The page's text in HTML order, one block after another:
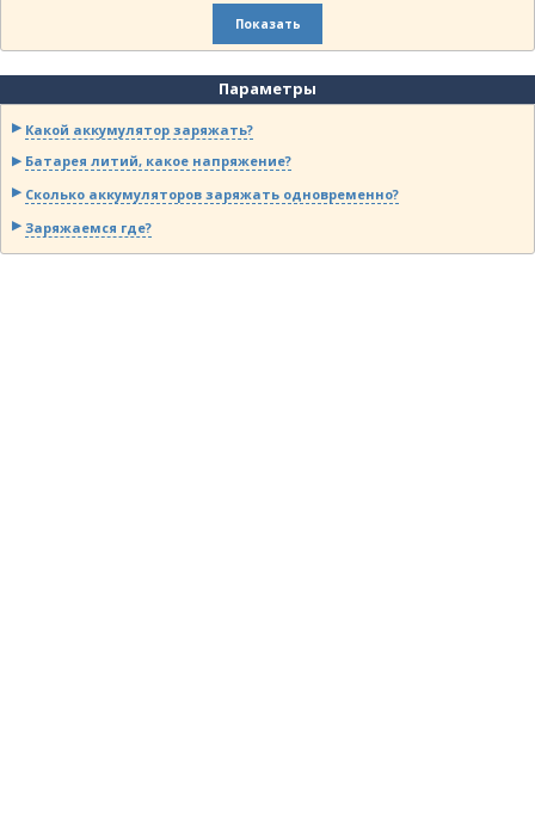
Показать
Параметры
Какой аккумулятор заряжать?
Батарея литий, какое напряжение?
Сколько аккумуляторов заряжать одновременно?
Заряжаемся где?